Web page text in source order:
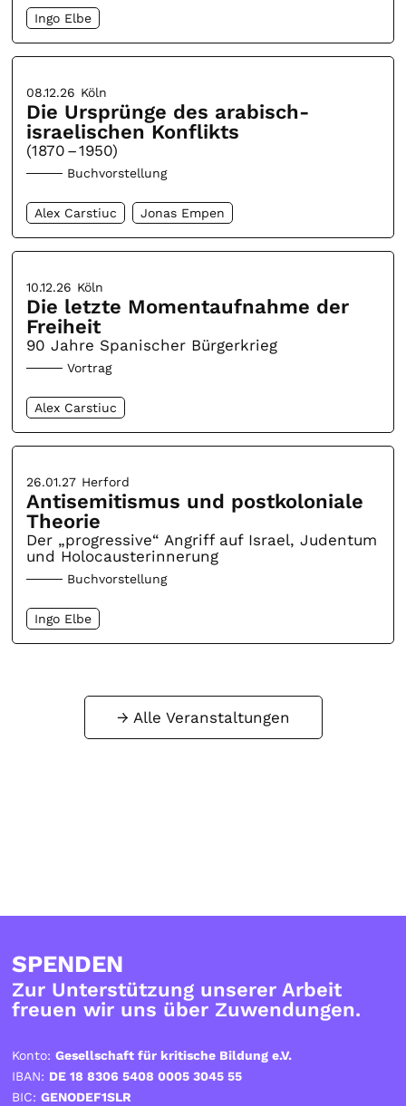
Ingo Elbe
08.12.26 Köln
Die Ursprünge des arabisch-
israelischen Konflikts
(1870 – 1950)
Buchvorstellung
Alex Carstiuc Jonas Empen
10.12.26 Köln
Die letzte Momentaufnahme der
Freiheit
90 Jahre Spanischer Bürgerkrieg
Vortrag
Alex Carstiuc
26.01.27 Herford
Antisemitismus und postkoloniale
Theorie
Der „progressive“ Angriff auf Israel, Judentum
und Holocausterinnerung
Buchvorstellung
Ingo Elbe
Alle Veranstaltungen
SPENDEN
Zur Unterstützung unserer Arbeit
freuen wir uns über Zuwendungen.
Konto:Gesellschaft für kritische Bildung e.V.
IBAN: DE 18 8306 5408 0005 3045 55
BIC:GENODEF1SLR